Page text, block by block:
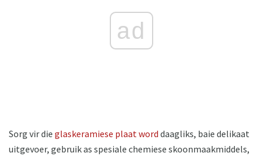
ad
Sorg vir die glaskeramiese plaat word daagliks, baie delikaat
uitgevoer, gebruik as spesiale chemiese skoonmaakmiddels,